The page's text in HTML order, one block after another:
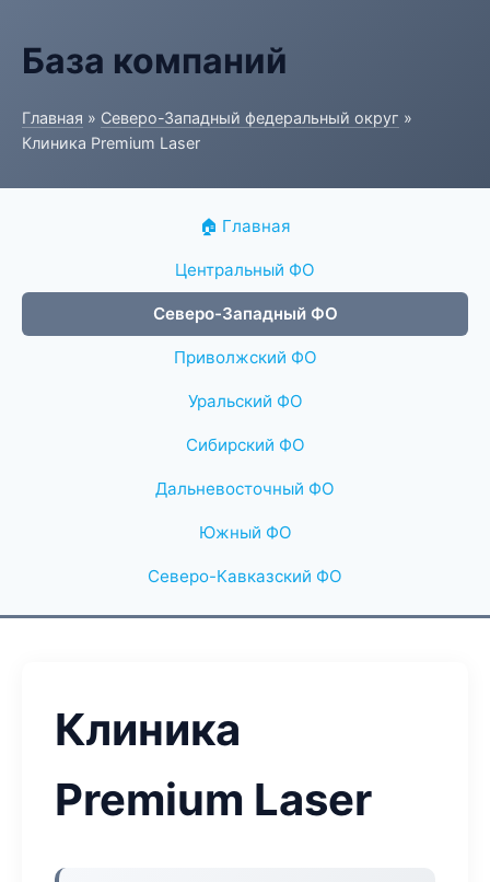
База компаний
Главная » Северо-Западный федеральный округ »
Клиника Premium Laser
🏠 Главная
Центральный ФО
Северо-Западный ФО
Приволжский ФО
Уральский ФО
Сибирский ФО
Дальневосточный ФО
Южный ФО
Северо-Кавказский ФО
Клиника
Premium Laser